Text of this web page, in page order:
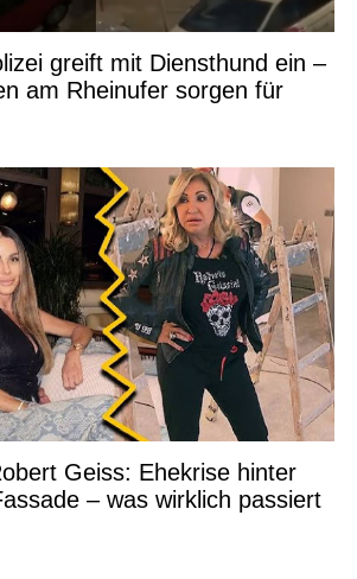
greift mit Diensthund ein –
am Rheinufer sorgen für
Geiss: Ehekrise hinter
– was wirklich passiert